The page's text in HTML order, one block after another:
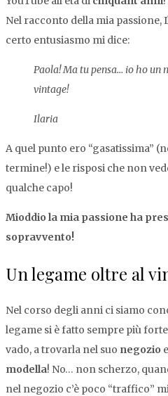
Nel racconto della mia passione,
certo entusiasmo mi dice:
Paola! Ma tu pensa… io ho un
vintage!
Ilaria
A quel punto ero “gasatissima”
termine!) e le risposi che non
qualche capo!
Mioddio la mia passione ha
sopravvento!
Un legame oltre al
Nel corso degli anni ci siamo
legame si è fatto sempre più
vado, a trovarla nel suo negozio e
modella! No… non scherzo,
nel negozio c’è poco “traffico”